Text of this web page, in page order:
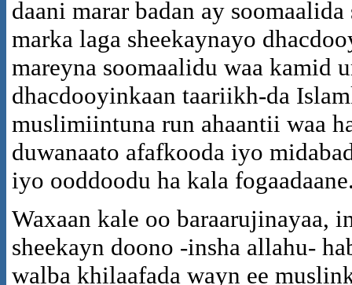
daani marar badan ay
marka laga sheekaynayo
mareyna soomaalidu waa kamid
dhacdooyinkaan taariikh-da
muslimiintuna run ahaantii waa
duwanaato afafkooda iyo
iyo ooddoodu ha kala
Waxaan kale oo baraarujinayaa,
sheekayn doono -insha allahu-
walba khilaafada wayn ee